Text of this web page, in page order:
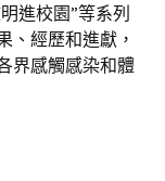
進校園”等系列
、經歷和進獻，
界感觸感染和體